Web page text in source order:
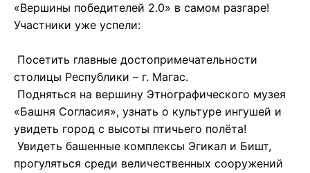
«Вершины победителей 2.0» в самом разгаре!
Участники уже успели:
Посетить главные достопримечательности
столицы Республики – г. Магас.
Подняться на вершину Этнографического музея
«Башня Согласия», узнать о культуре ингушей и
увидеть город с высоты птичьего полёта!
Увидеть башенные комплексы Эгикал и Бишт,
прогуляться среди величественных сооружений